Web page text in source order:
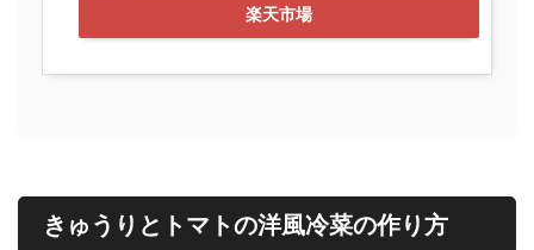
楽天市場
きゅうりとトマトの洋風冷菜の作り方